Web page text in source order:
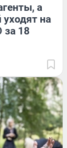
а
на
за 18